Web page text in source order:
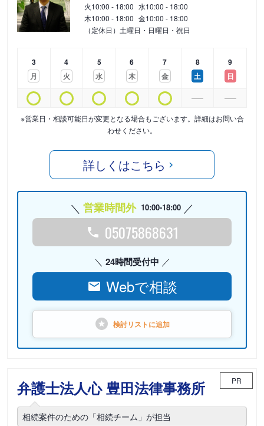
火10:00 - 18:00 水10:00 - 18:00
木10:00 - 18:00 金10:00 - 18:00
（定休日）土曜日・日曜日・祝日
3
月
4
火
5
水
6
木
7
金
8
土
9
日
※営業日・相談可能日が変更となる場合もございます。詳細はお問い合
わせください。
詳しくはこちら
営業時間外 10:00-18:00
05075868631
24時間受付中
Webで相談
検討リストに追加
弁護士法人心 豊田法律事務所 PR
相続案件のための「相続チーム」が担当